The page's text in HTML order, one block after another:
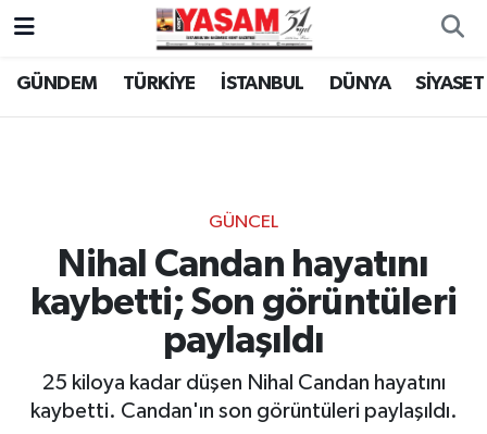
GÜNDEM TÜRKİYE İSTANBUL DÜNYA SİYASET
GÜNCEL
Nihal Candan hayatını
kaybetti; Son görüntüleri
paylaşıldı
25 kiloya kadar düşen Nihal Candan hayatını
kaybetti. Candan'ın son görüntüleri paylaşıldı.